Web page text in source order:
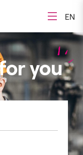
EN
you